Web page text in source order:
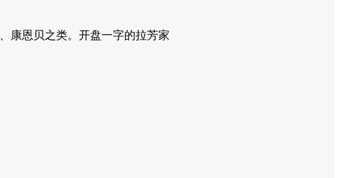
康恩贝之类。开盘一字的拉芳家